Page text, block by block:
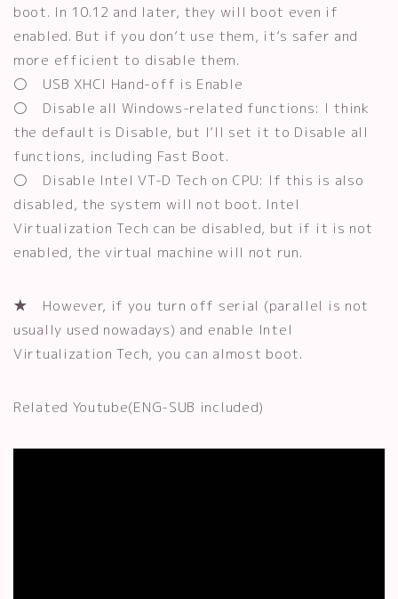
boot. In 10.12 and later, they will boot even if
enabled. But if you don’t use them, it’s safer and
more efficient to disable them.
〇 USB XHCI Hand-off is Enable
〇 Disable all Windows-related functions: I think
the default is Disable, but I’ll set it to Disable all
functions, including Fast Boot.
〇 Disable Intel VT-D Tech on CPU: If this is also
disabled, the system will not boot. Intel
Virtualization Tech can be disabled, but if it is not
enabled, the virtual machine will not run.
★ However, if you turn off serial (parallel is not
usually used nowadays) and enable Intel
Virtualization Tech, you can almost boot.
Related Youtube(ENG-SUB included)